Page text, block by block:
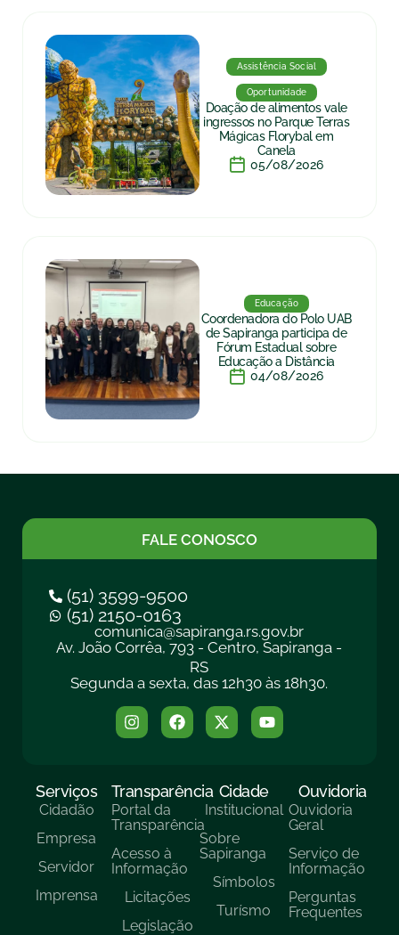
Assistência Social
Oportunidade
Doação de alimentos vale
ingressos no Parque Terras
Mágicas Florybal em
Canela
05/08/2026
Educação
Coordenadora do Polo UAB
de Sapiranga participa de
Fórum Estadual sobre
Educação a Distância
04/08/2026
FALE CONOSCO
(51) 3599-9500
(51) 2150-0163
comunica@sapiranga.rs.gov.br
Av. João Corrêa, 793 - Centro, Sapiranga -
RS
Segunda a sexta, das 12h30 às 18h30.
Serviços
Cidadão
Empresa
Servidor
Imprensa
Transparência
Portal da
Transparência
Acesso à
Informação
Licitações
Legislação
Cidade
Institucional
Sobre
Sapiranga
Símbolos
Turísmo
Ouvidoria
Ouvidoria
Geral
Serviço de
Informação
Perguntas
Frequentes